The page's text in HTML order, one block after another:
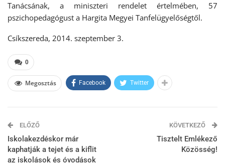
Tanácsának, a miniszteri rendelet értelmében, 57
pszichopedagógust a Hargita Megyei Tanfelügyelőségtől.
Csíkszereda, 2014. szeptember 3.
0
Megosztás Facebook Twitter
ELŐZŐ
Iskolakezdéskor már
kaphatják a tejet és a kiflit
az iskolások és óvodások
KÖVETKEZŐ
Tisztelt Emlékező
Közösség!